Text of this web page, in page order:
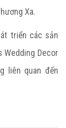
Xa.
triển các sản
Wedding Decor
liên quan đến